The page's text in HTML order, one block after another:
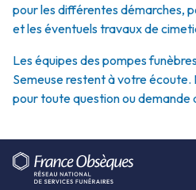
pour les différentes démarches,
et les éventuels travaux de
Les équipes des pompes
Semeuse restent à votre écoute.
pour toute question ou demande